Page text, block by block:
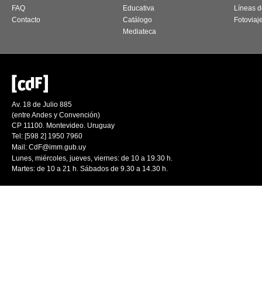
FAQ
Contacto
Educativa
Catálogo
Mediateca
Líneas
Av. 18 de Julio 885
(entre Andes y Convención)
CP 11100. Montevideo. Uruguay
Tel: [598 2] 1950 7960
Mail: CdF@imm.gub.uy
Lunes, miércoles, jueves, viernes: de 10 a 19.30 h.
Martes: de 10 a 21 h. Sábados de 9.30 a 14.30 h.